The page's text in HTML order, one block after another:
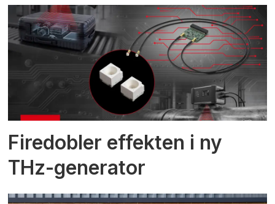
Firedobler effekten i ny
THz-generator